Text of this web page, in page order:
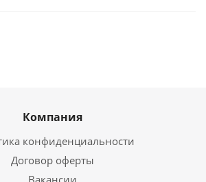
Компания
конфиденциальности
Договор оферты
Вакансии